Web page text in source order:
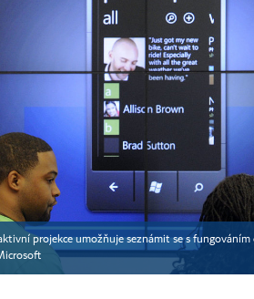
projekce umožňuje seznámit se s